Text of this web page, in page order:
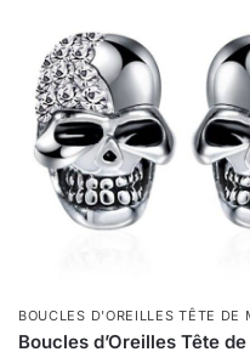
BOUCLES D'OREILLES TÊTE DE
Boucles d’Oreilles Tête